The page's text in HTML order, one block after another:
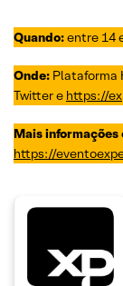
Quando:entre 14
Onde: Plataforma
Twitter e https://
Mais
https://